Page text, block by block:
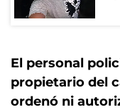
El personal
propietario del
ordenó ni